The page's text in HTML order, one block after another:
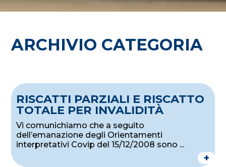
ARCHIVIO CATEGORIA
RISCATTI PARZIALI E RISCATTO
TOTALE PER INVALIDITÀ
Vi comunichiamo che a seguito
dell’emanazione degli Orientamenti
interpretativi Covip del 15/12/2008 sono ...
+